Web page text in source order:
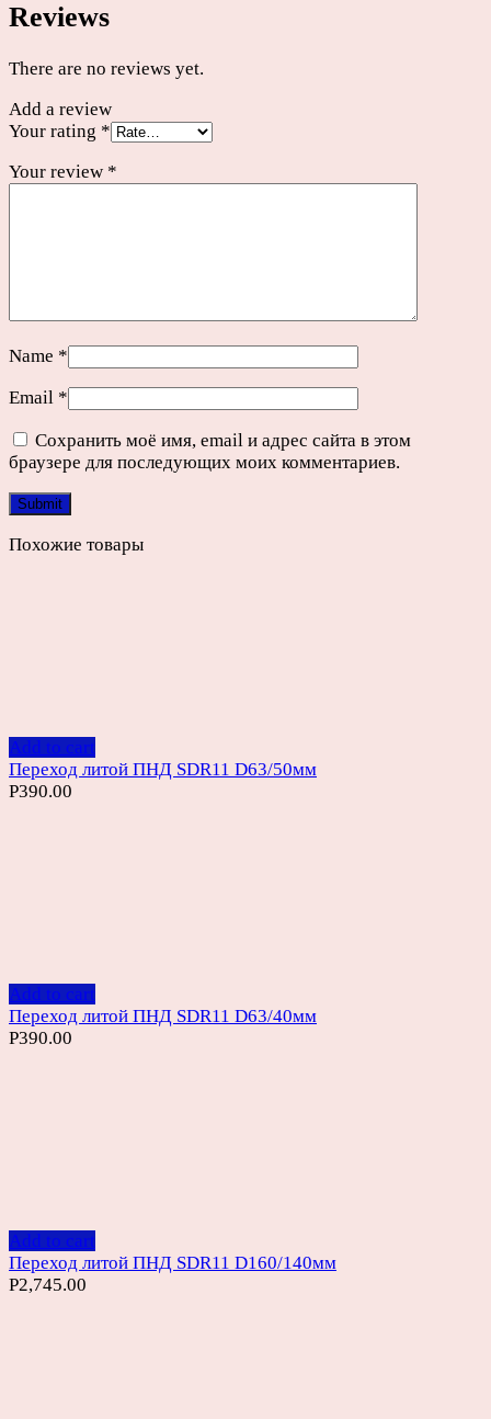
Reviews
There are no reviews yet.
Add a review
Your rating *
Your review *
Name *
Email *
Сохранить моё имя, email и адрес сайта в этом
браузере для последующих моих комментариев.
Похожие товары
Add to cart
Переход литой ПНД SDR11 D63/50мм
Р390.00
Add to cart
Переход литой ПНД SDR11 D63/40мм
Р390.00
Add to cart
Переход литой ПНД SDR11 D160/140мм
Р2,745.00